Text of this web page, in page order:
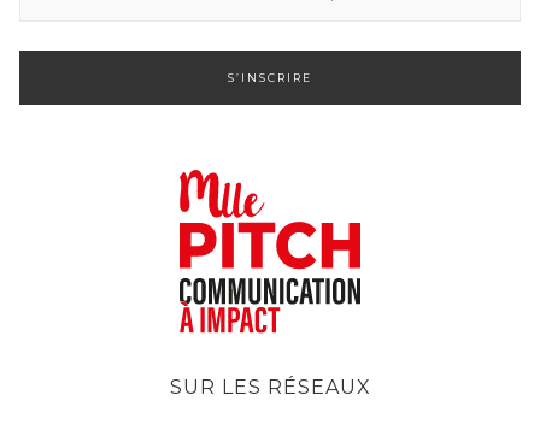
SUR LES RÉSEAUX